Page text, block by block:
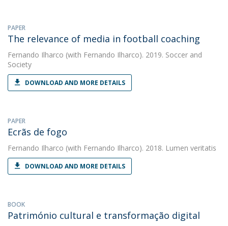
PAPER
The relevance of media in football coaching
Fernando Ilharco (with Fernando Ilharco). 2019. Soccer and
Society
DOWNLOAD AND MORE DETAILS
PAPER
Ecrãs de fogo
Fernando Ilharco (with Fernando Ilharco). 2018. Lumen veritatis
DOWNLOAD AND MORE DETAILS
BOOK
Património cultural e transformação digital